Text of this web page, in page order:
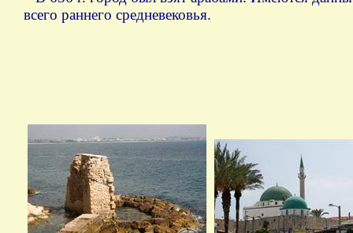
всего раннего средневековья.